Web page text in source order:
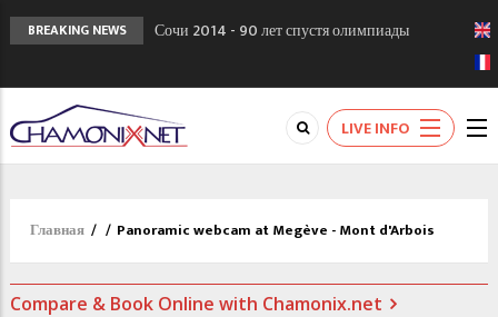
BREAKING NEWS
Сочи 2014 - 90 лет спустя олимпиады
Кол де Монте закрыт 11 января 2013
Chamonixporusski - Русское Шамони. Мы
вам поможем!
LIVE INFO
Главная / / Panoramic webcam at Megève - Mont d'Arbois
Compare & Book Online with Chamonix.net